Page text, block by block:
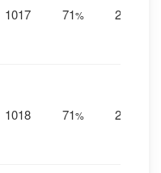
1017 71% 28
1018 71% 26